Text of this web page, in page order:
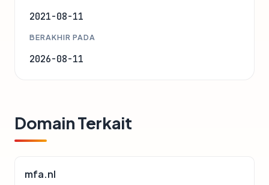
2021-08-11
BERAKHIR PADA
2026-08-11
Domain Terkait
mfa.nl